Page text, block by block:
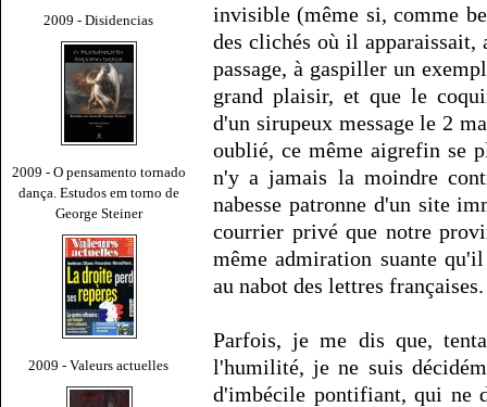
2009 - Disidencias
2009 - O pensamento tornado
dança. Estudos em torno de
George Steiner
2009 - Valeurs actuelles
invisible (même si, comme
des clichés où il apparaissait,
passage, à gaspiller un
grand plaisir, et que le
d'un sirupeux message le 2
oublié, ce même aigrefin se
n'y a jamais la moindre
nabesse patronne d'un site
courrier privé que notre
même admiration suante
au nabot des lettres françaises.
Parfois, je me dis que,
l'humilité, je ne suis
d'imbécile pontifiant, qui ne